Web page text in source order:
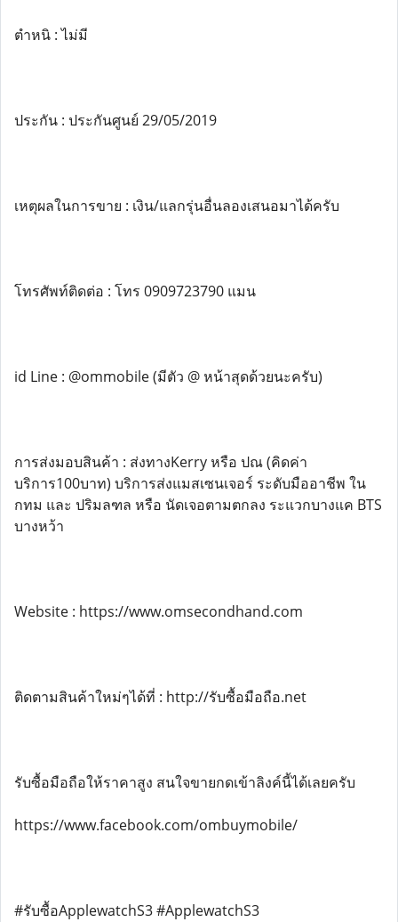
ตำหนิ : ไม่มี
ประกัน : ประกันศูนย์ 29/05/2019
เหตุผลในการขาย : เงิน/แลกรุ่นอื่นลองเสนอมาได้ครับ
โทรศัพท์ติดต่อ : โทร 0909723790 แมน
id Line : @ommobile (มีตัว @ หน้าสุดด้วยนะครับ)
การส่งมอบสินค้า : ส่งทางKerry หรือ ปณ (คิดค่า
บริการ100บาท) บริการส่งแมสเซนเจอร์ ระดับมืออาชีพ ใน
กทม และ ปริมลฑล หรือ นัดเจอตามตกลง ระแวกบางแค BTS
บางหว้า
Website : https://www.omsecondhand.com
ติดตามสินค้าใหม่ๆได้ที่ : http://รับซื้อมือถือ.net
รับซื้อมือถือให้ราคาสูง สนใจขายกดเข้าลิงค์นี้ได้เลยครับ
https://www.facebook.com/ombuymobile/
#รับซื้อApplewatchS3 #ApplewatchS3